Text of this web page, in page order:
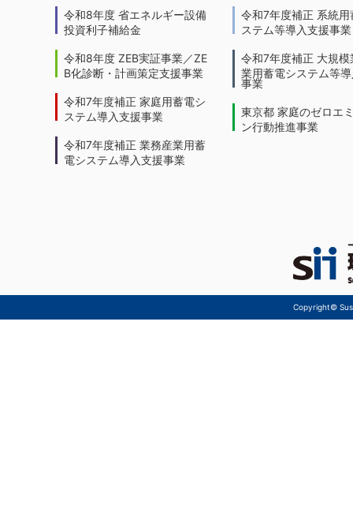
令和8年度 省エネルギー設備
投資利子補給金
令和8年度 ZEB実証事業／ZE
B化診断・計画策定支援事業
令和7年度補正 家庭用蓄電シ
ステム導入支援事業
令和7年度補正 業務産業用蓄
電システム導入支援事業
令和7年度補正 系統用
ステム等導入支援事業
令和7年度補正 大規模
業用蓄電システム等
事業
東京都 家庭のゼロエ
ン行動推進事業
Copyright©